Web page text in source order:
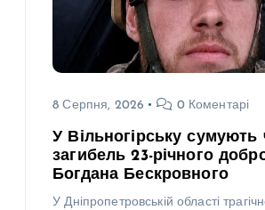
8 Серпня, 2026 0 Коментарі
У Вільногірську сумують
загибель 23-річного
Богдана Бескровного
У Дніпропетровській області